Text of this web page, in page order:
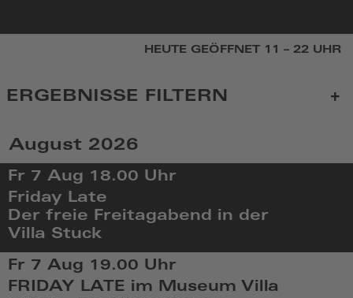
HEUTE GEÖFFNET 11 – 22 UHR
KALENDER
August 2026
Fr 7 Aug 18.00 Uhr
Friday Late
Der freie Freitagabend in der
Villa Stuck
Fr,
Aug
7
Fr 7 Aug
19.00 Uhr
FRIDAY LATE im Museum Villa
ERGEBNISSE FILTERN